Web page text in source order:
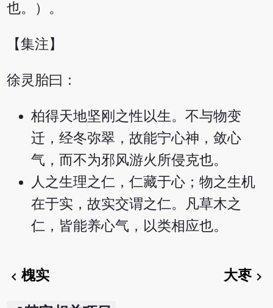
也。）。
【集注】
徐灵胎曰：
柏得天地坚刚之性以生。不与物变
迁，经冬弥翠，故能宁心神，敛心
气，而不为邪风游火所侵克也。
人之生理之仁，仁藏于心；物之生机
在于实，故实交谓之仁。凡草木之
仁，皆能养心气，以类相应也。
chevron_left槐实 大枣chevron_right